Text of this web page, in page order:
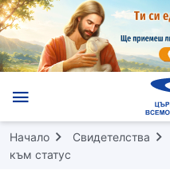
Начало Свидетелства
към статус